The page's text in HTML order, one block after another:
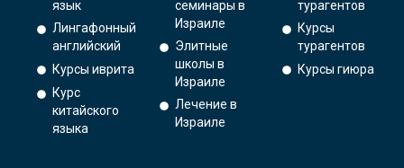
язык
Лингафонный
английский
Курсы иврита
Курс
китайского
языка
семинары в
Израиле
Элитные
школы в
Израиле
Лечение в
Израиле
турагентов
Курсы
турагентов
Курсы гиюра